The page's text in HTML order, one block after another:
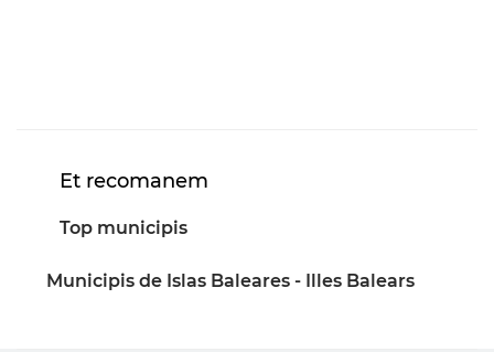
Et recomanem
Top municipis
Municipis de Islas Baleares - Illes Balears